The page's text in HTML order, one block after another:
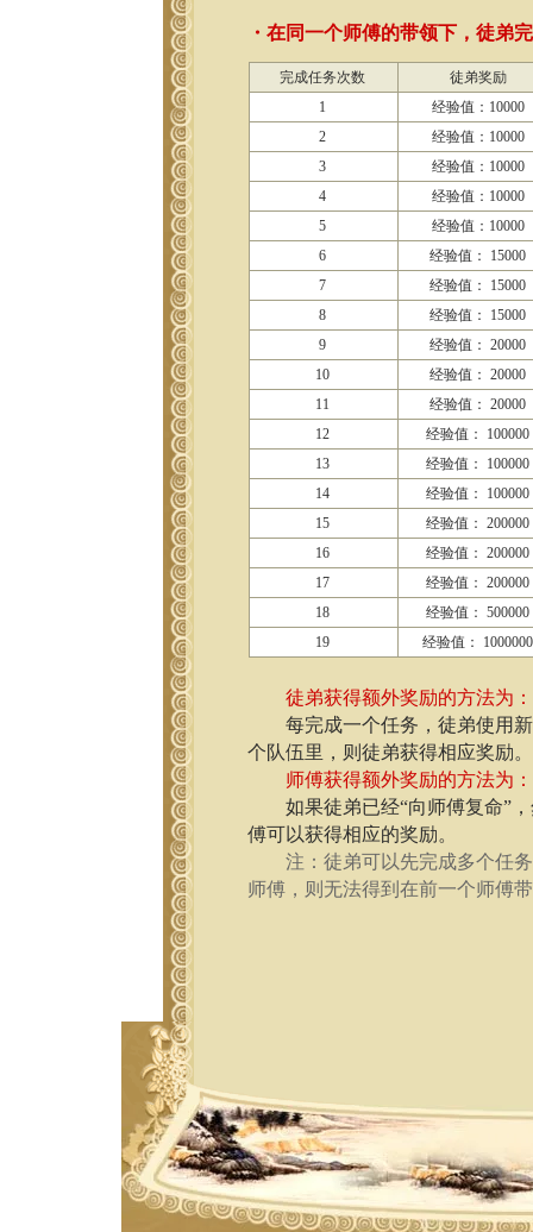
・在同一个师傅的带领下，徒弟
完成任务次数
徒弟奖励
1
经验值：10000
2
经验值：10000
3
经验值：10000
4
经验值：10000
5
经验值：10000
6
经验值： 15000
7
经验值： 15000
8
经验值： 15000
9
经验值： 20000
10
经验值： 20000
11
经验值： 20000
12
经验值： 100000
13
经验值： 100000
14
经验值： 100000
15
经验值： 200000
16
经验值： 200000
17
经验值： 200000
18
经验值： 500000
19
经验值： 1000000
徒弟获得额外奖励的方法为：
每完成一个任务，徒弟使用新
个队伍里，则徒弟获得相应奖励。
师傅获得额外奖励的方法为：
如果徒弟已经“向师傅复命”，
傅可以获得相应的奖励。
注：徒弟可以先完成多个任
师傅，则无法得到在前一个师傅